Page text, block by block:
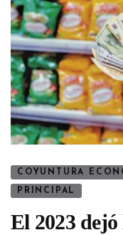
COYUNTURA
PRINCIPAL
El 2023 dejó